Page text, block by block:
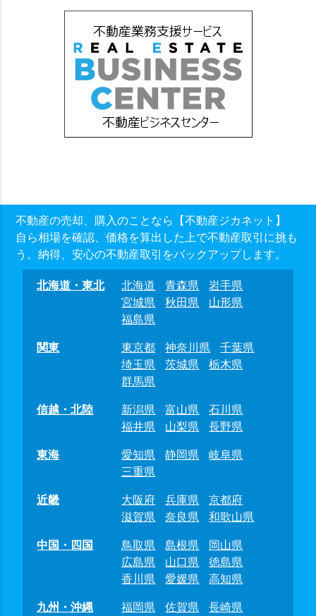
不動産の売却、購入のことなら【不動産ジカネット】
自ら相場を確認、価格を算出した上で不動産取引に挑も
う。納得、安心の不動産取引をバックアップします。
北海道・東北 北海道 青森県
岩手県
宮城県
秋田県
山形県
福島県
関東
東京都 神奈川県
千葉県
埼玉県
茨城県
栃木県
群馬県
信越・北陸
新潟県 富山県
石川県
福井県
山梨県
長野県
東海
愛知県 静岡県
岐阜県
三重県
近畿
大阪府 兵庫県
京都府
滋賀県
奈良県
和歌山県
中国・四国
鳥取県 島根県
岡山県
広島県
山口県
徳島県
香川県
愛媛県
高知県
九州・沖縄
福岡県 佐賀県 長崎県